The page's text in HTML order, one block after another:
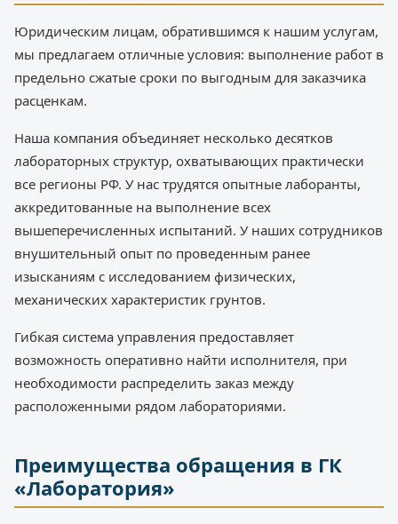
Юридическим лицам, обратившимся к нашим услугам,
мы предлагаем отличные условия: выполнение работ в
предельно сжатые сроки по выгодным для заказчика
расценкам.
Наша компания объединяет несколько десятков
лабораторных структур, охватывающих практически
все регионы РФ. У нас трудятся опытные лаборанты,
аккредитованные на выполнение всех
вышеперечисленных испытаний. У наших сотрудников
внушительный опыт по проведенным ранее
изысканиям с исследованием физических,
механических характеристик грунтов.
Гибкая система управления предоставляет
возможность оперативно найти исполнителя, при
необходимости распределить заказ между
расположенными рядом лабораториями.
Преимущества обращения в ГК
«Лаборатория»